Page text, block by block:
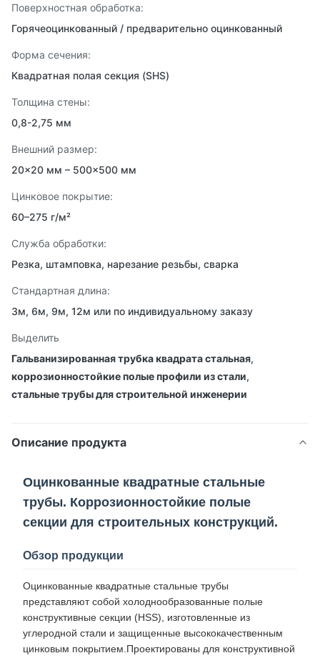
Поверхностная обработка:
Горячеоцинкованный / предварительно оцинкованный
Форма сечения:
Квадратная полая секция (SHS)
Толщина стены:
0,8-2,75 мм
Внешний размер:
20×20 мм – 500×500 мм
Цинковое покрытие:
60–275 г/м²
Служба обработки:
Резка, штамповка, нарезание резьбы, сварка
Стандартная длина:
3м, 6м, 9м, 12м или по индивидуальному заказу
Выделить
Гальванизированная трубка квадрата стальная,
коррозионностойкие полые профили из стали,
стальные трубы для строительной инженерии
Описание продукта
Оцинкованные квадратные стальные
трубы. Коррозионностойкие полые
секции для строительных конструкций.
Обзор продукции
Оцинкованные квадратные стальные трубы
представляют собой холоднообразованные полые
конструктивные секции (HSS), изготовленные из
углеродной стали и защищенные высококачественным
цинковым покрытием.Проектированы для конструктивной